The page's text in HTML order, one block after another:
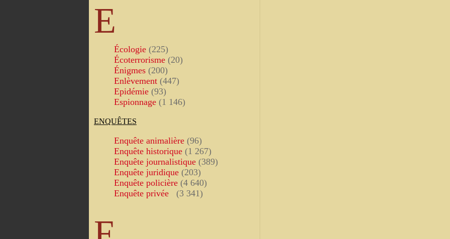
E
Écologie (225)
Écoterrorisme (20)
Énigmes (200)
Enlèvement (447)
Epidémie (93)
Espionnage (1 146)
ENQUÊTES
Enquête animalière (96)
Enquête historique (1 267)
Enquête journalistique (389)
Enquête juridique (203)
Enquête policière (4 640)
Enquête privée
(3 341)